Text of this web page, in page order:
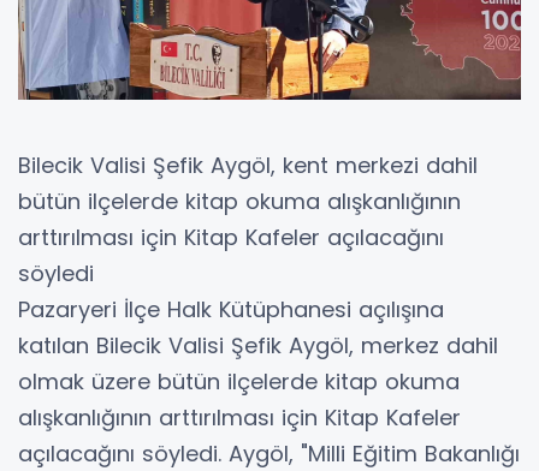
Bilecik Valisi Şefik Aygöl, kent merkezi dahil
bütün ilçelerde kitap okuma alışkanlığının
arttırılması için Kitap Kafeler açılacağını
söyledi
Pazaryeri İlçe Halk Kütüphanesi açılışına
katılan Bilecik Valisi Şefik Aygöl, merkez dahil
olmak üzere bütün ilçelerde kitap okuma
alışkanlığının arttırılması için Kitap Kafeler
açılacağını söyledi. Aygöl, "Milli Eğitim Bakanlığı